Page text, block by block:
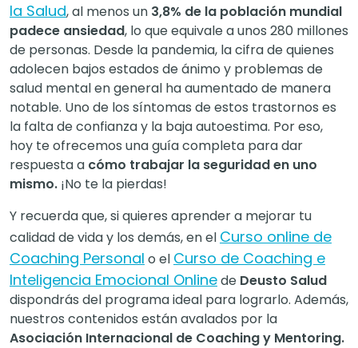
la Salud, al menos un 3,8% de la población mundial
padece ansiedad, lo que equivale a unos 280 millones
de personas. Desde la pandemia, la cifra de quienes
adolecen bajos estados de ánimo y problemas de
salud mental en general ha aumentado de manera
notable. Uno de los síntomas de estos trastornos es
la falta de confianza y la baja autoestima. Por eso,
hoy te ofrecemos una guía completa para dar
respuesta a cómo trabajar la seguridad en uno
mismo. ¡No te la pierdas!
Y recuerda que, si quieres aprender a mejorar tu
calidad de vida y los demás, en el Curso online de
Coaching Personal o el Curso de Coaching e
Inteligencia Emocional Onlinede Deusto Salud
dispondrás del programa ideal para lograrlo. Además,
nuestros contenidos están avalados por la
Asociación Internacional de Coaching y Mentoring.